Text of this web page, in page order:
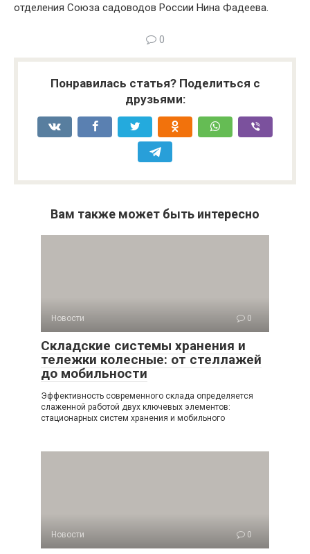
отделения Союза садоводов России Нина Фадеева.
0
Понравилась статья? Поделиться с
друзьями:
Вам также может быть интересно
Новости 0
Складские системы хранения и
тележки колесные: от стеллажей
до мобильности
Эффективность современного склада определяется
слаженной работой двух ключевых элементов:
стационарных систем хранения и мобильного
Новости 0